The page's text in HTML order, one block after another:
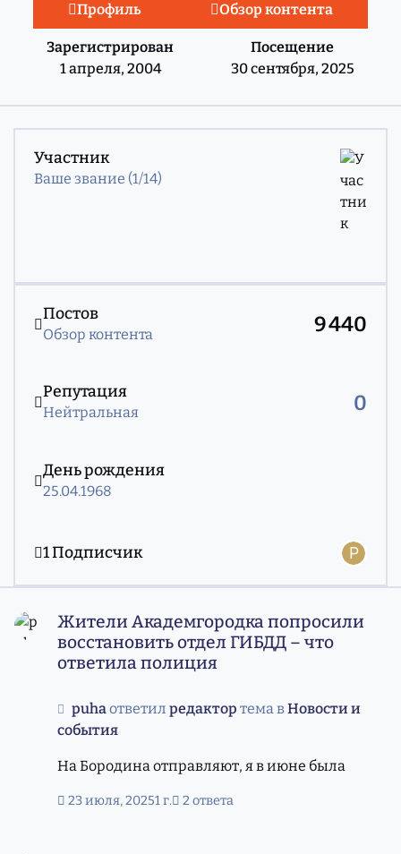
Зарегистрирован
1 апреля, 2004
Посещение
30 сентября, 2025
Профиль Обзор контента
Участник
Ваше звание (1/14)
Постов
Обзор контента 9 440
Репутация
Нейтральная 0
День рождения
25.04.1968
1 Подписчик
Жители Академгородка попросили
восстановить отдел ГИБДД – что
ответила полиция
puha ответилредактор тема вНовости и
события
На Бородина отправляют, я в июне была
23 июля, 20251 г. 2 ответа